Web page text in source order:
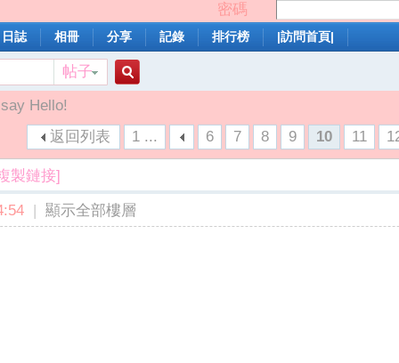
密碼
日誌 相冊 分享 記錄 排行榜 |訪問首頁|
帖子
Hello!
1 ...
6 7 8 9 10 11
返回列表
製鏈接]
| 顯示全部樓層